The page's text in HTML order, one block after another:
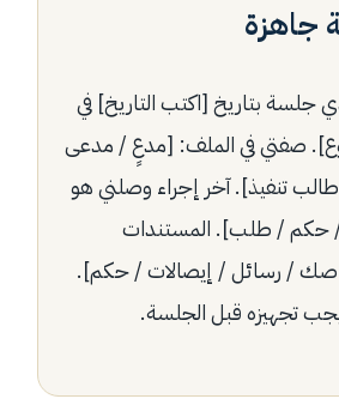
جاهزة
جلسة بتاريخ [اكتب التاريخ] في
صفتي في الملف: [مدعٍ / مدعى
تنفيذ]. آخر إجراء وصلني هو
حكم / طلب]. المستندات
صك / رسائل / إيصالات / حكم].
تجهيزه قبل الجلسة.